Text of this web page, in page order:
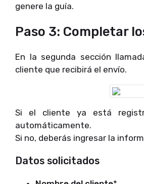
genere la guía.
Paso 3: Completar
En la segunda sección
cliente que recibirá el envío.
Si el cliente ya está
automáticamente.
Si no, deberás ingresar la
Datos solicitados